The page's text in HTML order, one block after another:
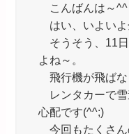
こんばんは～^^
はい、いよいよ
そうそう、11
よね～。
飛行機が飛ばな
レンタカーで雪
心配です(^^;)
今回もたくさん